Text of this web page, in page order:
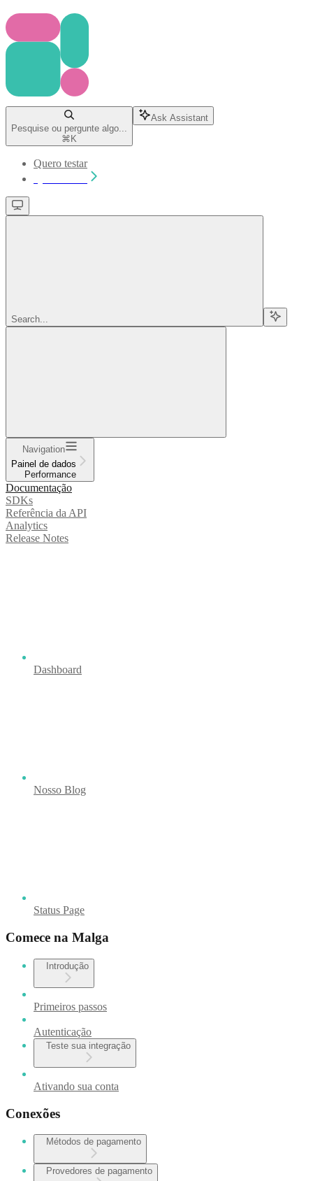
Pesquise ou pergunte algo...
⌘ K
Ask Assistant
Quero testar
Search...
Navigation
Painel de dados
Performance
Documentação
SDKs
Referência da API
Analytics
Release Notes
Dashboard
Nosso Blog
Status Page
Comece na Malga
Introdução
Primeiros passos
Autenticação
Teste sua integração
Ativando sua conta
Conexões
Métodos de pagamento
Provedores de pagamento